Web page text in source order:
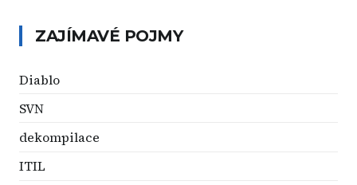
ZAJÍMAVÉ POJMY
Diablo
SVN
dekompilace
ITIL